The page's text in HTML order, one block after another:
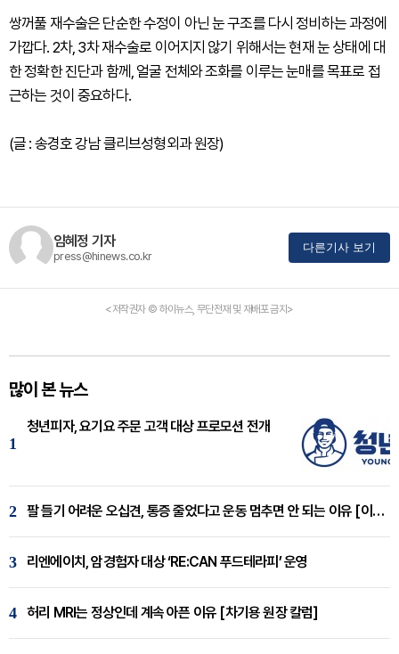
쌍꺼풀 재수술은 단순한 수정이 아닌 눈 구조를 다시 정비하는 과정에
가깝다. 2차, 3차 재수술로 이어지지 않기 위해서는 현재 눈 상태에 대
한 정확한 진단과 함께, 얼굴 전체와 조화를 이루는 눈매를 목표로 접
근하는 것이 중요하다.
(글 : 송경호 강남 클리브성형외과 원장)
임혜정 기자
press@hinews.co.kr
다른기사 보기
<저작권자 © 하이뉴스, 무단전재 및 재배포 금지>
많이 본 뉴스
1
청년피자, 요기요 주문 고객 대상 프로모션 전개
2 팔 들기 어려운 오십견, 통증 줄었다고 운동 멈추면 안 되는 이유 [이병욱 원장 칼럼]
3 리엔에이치, 암경험자 대상 ‘RE:CAN 푸드테라피’ 운영
4 허리 MRI는 정상인데 계속 아픈 이유 [차기용 원장 칼럼]